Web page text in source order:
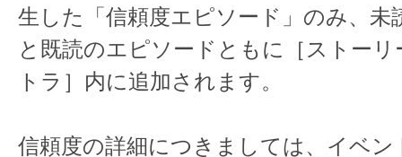
生した「信頼度エピソード」のみ、未
と既読のエピソードともに［ストー
トラ］内に追加されます。
信頼度の詳細につきましては、イベ